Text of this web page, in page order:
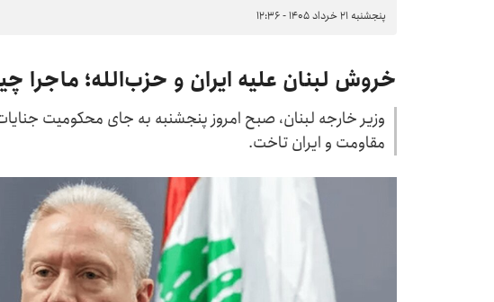
پنجشنبه ۲۱ خرداد ۱۴۰۵ - ۱۲:۳۶
خروش لبنان علیه ایران و حزب‌الله؛ ماجرا
وزیر خارجه لبنان، صبح امروز پنجشنبه به جای محکومیت
مقاومت و ایران تاخت.